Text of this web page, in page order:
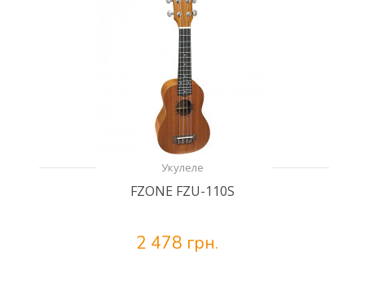
Укулеле
FZONE FZU-110S
2 478 грн.